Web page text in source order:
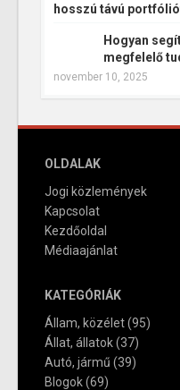
hosszú távú
Hogyan
megfelelő
november 10, 2025
OLDALAK
Jogi közlemények
Kapcsolat
Kezdőoldal
Médiaajánlat
KATEGÓRIÁK
Állam, közélet(95)
Állat, állatok(37)
Autó, jármű (39)
Blogok(69)